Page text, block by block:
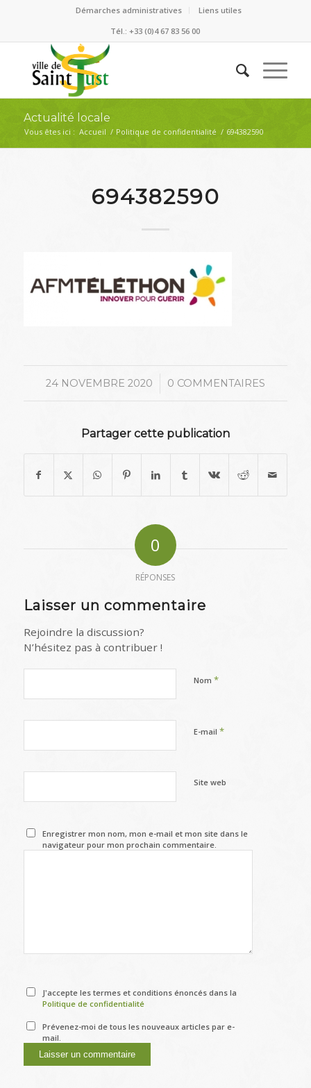
Démarches administratives
Liens utiles
Tél.: +33 (0)4 67 83 56 00
Actualité locale
Vous êtes ici : Accueil / Politique de confidentialité / 694382590
694382590
24 NOVEMBRE 2020
/ 0 COMMENTAIRES
Partager cette publication
0
RÉPONSES
Laisser un commentaire
Rejoindre la discussion?
N’hésitez pas à contribuer !
Nom *
E-mail *
Site web
Enregistrer mon nom, mon e-mail et mon site dans le
navigateur pour mon prochain commentaire.
J'accepte les termes et conditions énoncés dans la
Politique de confidentialité
Prévenez-moi de tous les nouveaux articles par e-
mail.